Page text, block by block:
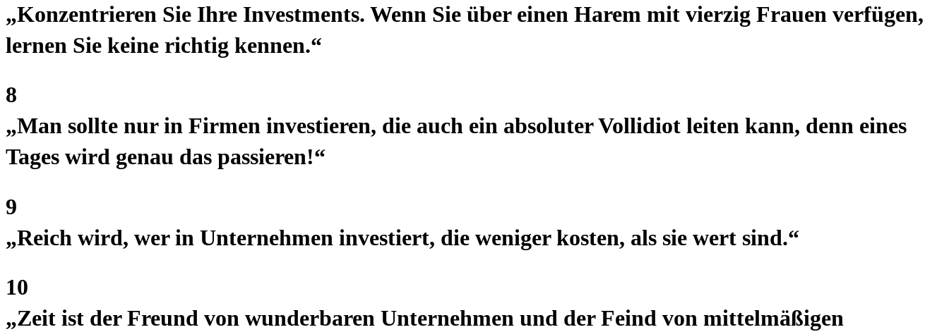
„Konzentrieren Sie Ihre Investments. Wenn Sie über einen Harem mit vierzig Frauen verfügen,
lernen Sie keine richtig kennen.“
8
„Man sollte nur in Firmen investieren, die auch ein absoluter Vollidiot leiten kann, denn eines
Tages wird genau das passieren!“
9
„Reich wird, wer in Unternehmen investiert, die weniger kosten, als sie wert sind.“
10
„Zeit ist der Freund von wunderbaren Unternehmen und der Feind von mittelmäßigen